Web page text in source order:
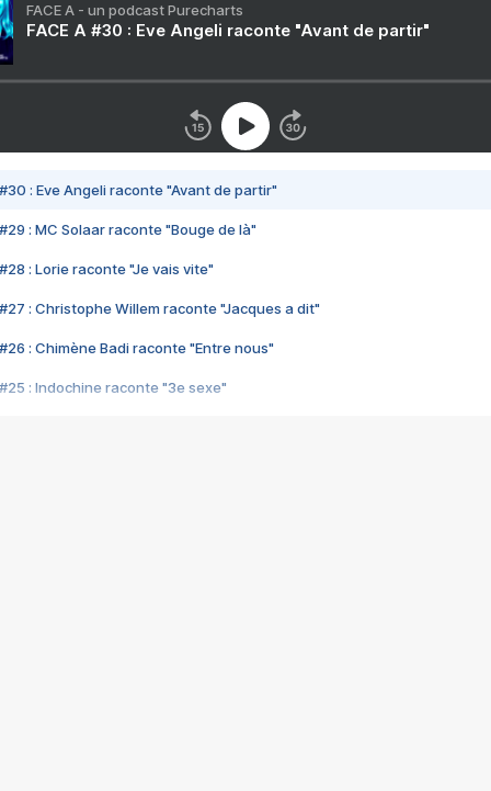
FACE A - un podcast Purecharts
FACE A #30 : Eve Angeli raconte "Avant de partir"
#30 : Eve Angeli raconte "Avant de partir"
#29 : MC Solaar raconte "Bouge de là"
#28 : Lorie raconte "Je vais vite"
#27 : Christophe Willem raconte "Jacques a dit"
#26 : Chimène Badi raconte "Entre nous"
#25 : Indochine raconte "3e sexe"